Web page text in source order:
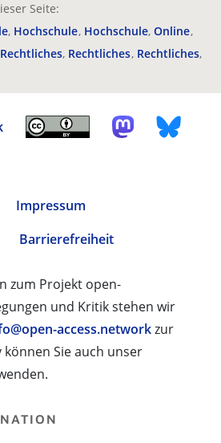
Seite:
Hochschule Hochschule Online
Rechtliches Rechtliches Rechtliches
Impressum
Barrierefreiheit
zum Projekt open-
und Kritik stehen wir
access.networkzur
Sie auch unser